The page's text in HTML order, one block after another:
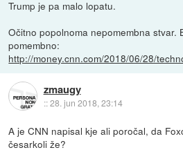
Trump je pa malo lopatu.
Očitno popolnoma nepomembna stvar.
pomembno:
http://money.cnn.com/2018/06/28/
zmaugy
::28. jun 2018, 23:14
A je CNN napisal kje ali poročal, da
česarkoli že?